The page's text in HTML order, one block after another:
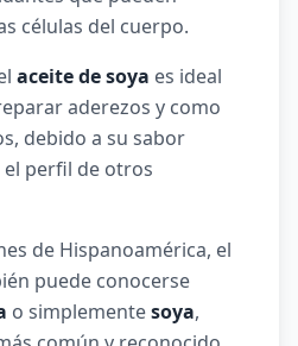
células del cuerpo.
aceite de soya es ideal
aderezos y como
debido a su sabor
perfil de otros
de Hispanoamérica, el
puede conocerse
o simplementesoya,